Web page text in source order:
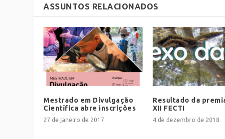
ASSUNTOS RELACIONADOS
Mestrado em Divulgação
Científica abre inscrições
27 de janeiro de 2017
Resultado da
XII FECTI
4 de dezembro de 2018